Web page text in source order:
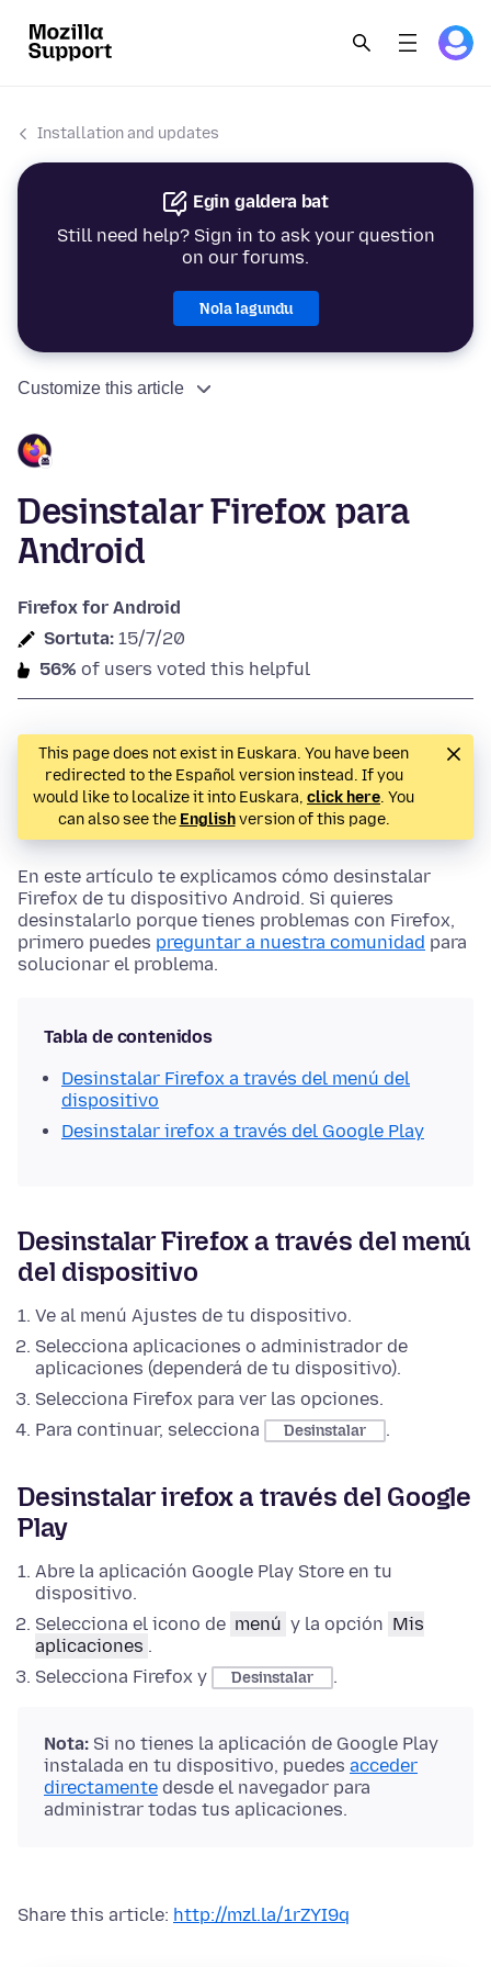
Installation and updates
Egin galdera bat
Still need help? Sign in to ask your question
on our forums.
Nola lagundu
Customize this article
Desinstalar Firefox para
Android
Firefox for Android
Sortuta: 15/7/20
56% of users voted this helpful
This page does not exist in Euskara. You have been
redirected to the Español version instead. If you
would like to localize it into Euskara, click here. You
can also see the Englishversion of this page.
En este artículo te explicamos cómo desinstalar
Firefox de tu dispositivo Android. Si quieres
desinstalarlo porque tienes problemas con Firefox,
primero puedes preguntar a nuestra comunidad para
solucionar el problema.
Tabla de contenidos
Desinstalar Firefox a través del menú del
dispositivo
Desinstalar irefox a través del Google Play
Desinstalar Firefox a través del menú
del dispositivo
Ve al menú Ajustes de tu dispositivo.
Selecciona aplicaciones o administrador de
aplicaciones (dependerá de tu dispositivo).
Selecciona Firefox para ver las opciones.
Para continuar, selecciona
Desinstalar .
Desinstalar irefox a través del Google
Play
Abre la aplicación Google Play Store en tu
dispositivo.
Selecciona el icono de menú y la opción Mis
aplicaciones .
Selecciona Firefox y
Desinstalar .
Nota: Si no tienes la aplicación de Google Play
instalada en tu dispositivo, puedes acceder
directamente desde el navegador para
administrar todas tus aplicaciones.
Share this article: http://mzl.la/1rZYI9q